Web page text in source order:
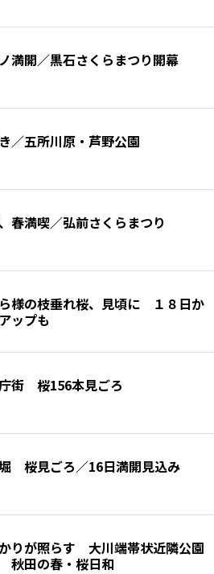
満開／黒石さくらまつり開幕
／五所川原・芦野公園
春満喫／弘前さくらまつり
様の枝垂れ桜、見頃に １８日か
ップも
街 桜156本見ごろ
桜見ごろ／16日満開見込み
りが照らす 大川端帯状近隣公園
秋田の春・桜日和